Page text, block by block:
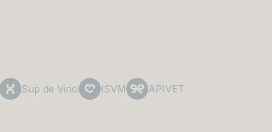
Sup de Vinci ISVM APIVET